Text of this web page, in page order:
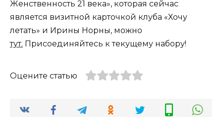
Женственность 21 века», которая сейчас
является визитной карточкой клуба «Хочу
летать» и Ирины Норны, можно
тут. Присоединяйтесь к текущему набору!
Оцените статью